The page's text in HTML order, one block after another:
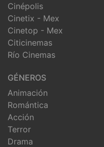
Cinépolis
Cinetix - Mex
Cinetop - Mex
Citicinemas
Río Cinemas
GÉNEROS
Animación
Romántica
Acción
Terror
Drama